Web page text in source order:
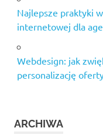
Najlepsze praktyki
internetowej dla
Webdesign: jak
personalizację
ARCHIWA